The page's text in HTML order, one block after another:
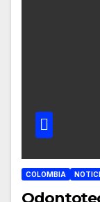
COLOMBIA